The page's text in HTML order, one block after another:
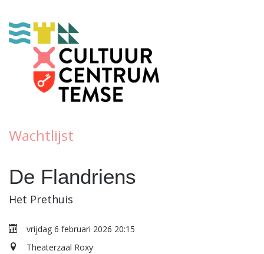
Wachtlijst
De Flandriens
Het Prethuis
vrijdag 6 februari 2026 20:15
Theaterzaal Roxy